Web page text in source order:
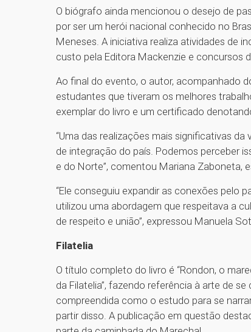
O biógrafo ainda mencionou o desejo de
por ser um herói nacional conhecido no
Meneses. A iniciativa realiza atividades de
custo pela Editora Mackenzie e concursos
Ao final do evento, o autor, acompanhado
estudantes que tiveram os melhores
exemplar do livro e um certificado
“Uma das realizações mais significativas
de integração do país. Podemos perceber
e do Norte”, comentou Mariana Zaboneta,
“Ele conseguiu expandir as conexões pelo
utilizou uma abordagem que respeitava a
de respeito e união”, expressou Manuela
Filatelia
O título completo do livro é “Rondon, o
da Filatelia”, fazendo referência à arte de
compreendida como o estudo para se
partir disso. A publicação em questão